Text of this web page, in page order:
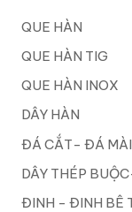
QUE HÀN
QUE HÀN TIG
QUE HÀN INOX
DÂY HÀN
ĐÁ CẮT- ĐÁ MÀI
DÂY THÉP
ĐINH - ĐINH BÊ